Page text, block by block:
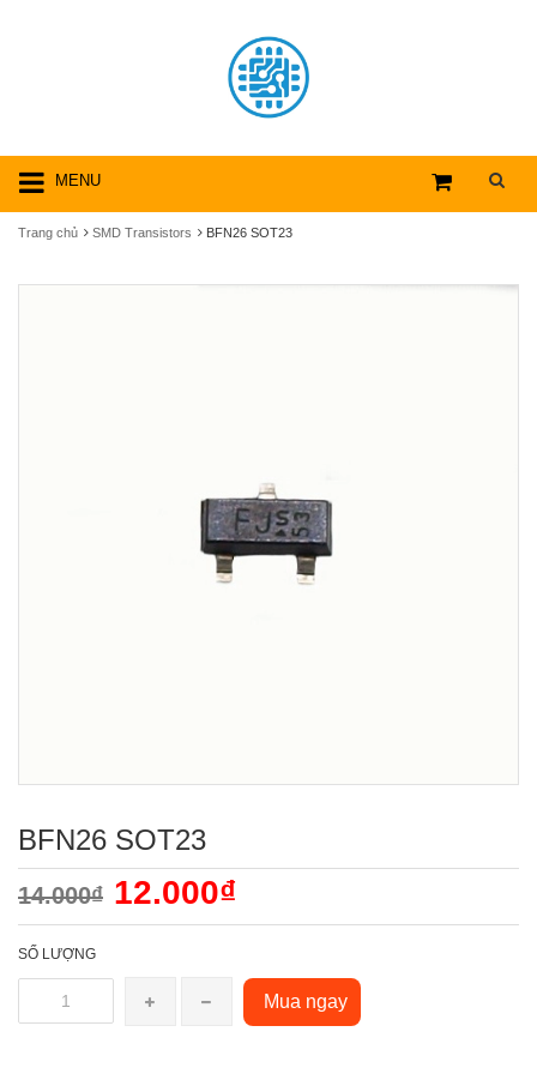
MENU
Trang chủ SMD Transistors BFN26 SOT23
BFN26 SOT23
14.000₫ 12.000₫
SỐ LƯỢNG
Mua ngay